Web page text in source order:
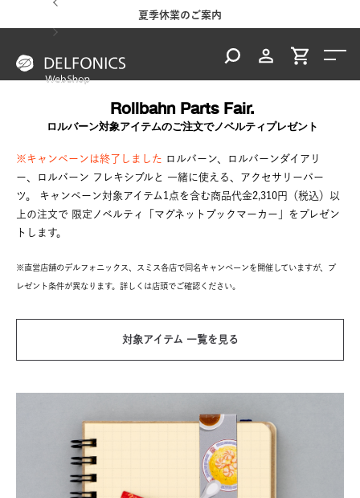
夏季休業のご案内
Rollbahn Parts Fair.
ロルバーン対象アイテムのご注文でノベルティプレゼント
※キャンペーンは終了しました ロルバーン、ロルバーンダイアリ
ー、ロルバーン フレキシブルと
一緒に使える、アクセサリーパー
ツ。
キャンペーン対象アイテム1点を含む商品代金2,310円（税込）以
上の注文で 限定ノベルティ「マグネットブックマーカー」をプレゼン
トします。
※直営店舗のデルフォニックス、スミス各店で同名キャンペーンを開催していますが、 プ
レゼント条件が異なります。詳しくは店頭でご確認ください。
対象アイテム 一覧を見る